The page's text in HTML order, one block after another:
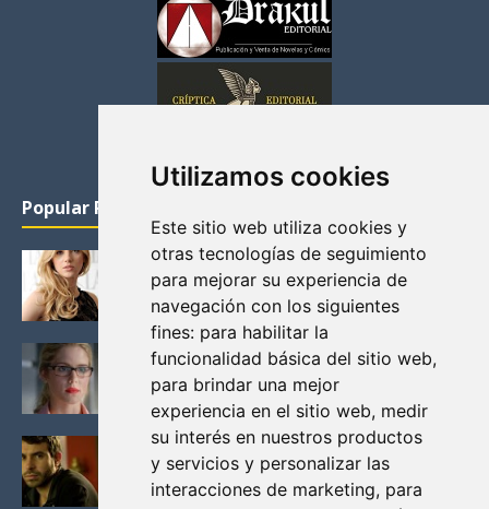
Utilizamos cookies
Este sitio web utiliza cookies y
otras tecnologías de seguimiento
para mejorar su experiencia de
navegación con los siguientes
fines: para habilitar la
funcionalidad básica del sitio web,
para brindar una mejor
experiencia en el sitio web, medir
su interés en nuestros productos
y servicios y personalizar las
interacciones de marketing, para
Popular Posts
KATHERYN WINNICK: LA ACTRIZ MAS GUAPA DE
VIKINGOS
Junio 14, 2013
FELICITY (EMILY BETT RICKARDS), LAS FOTOS
MAS BONITAS DE LA ALIADA DE ARROW
Noviembre 30, 2013
BLACK MIRROR: TODA TU HISTORIA. EPISODIO 3.
LA CRITICA
Mayo 17, 2012